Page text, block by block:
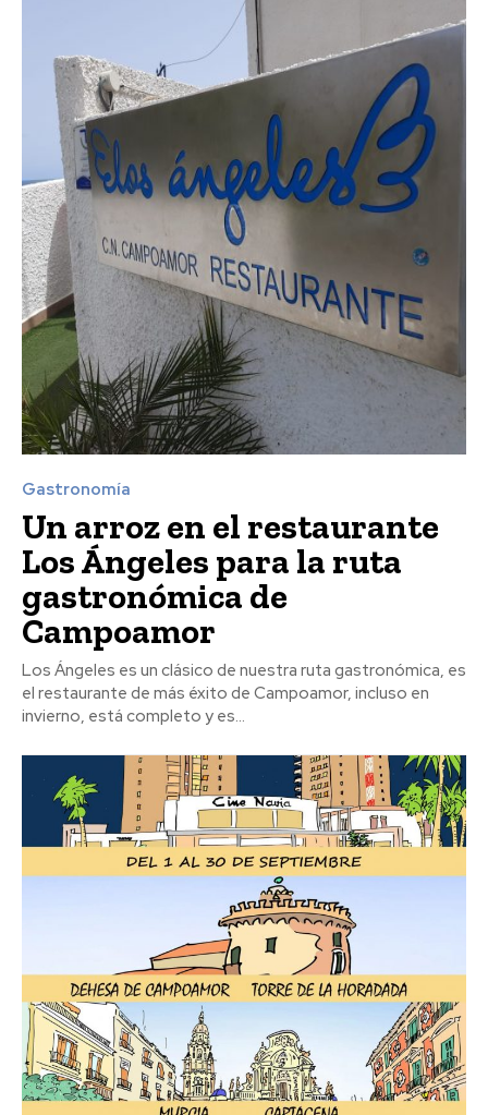
Gastronomía
Un arroz en el restaurante
Los Ángeles para la ruta
gastronómica de
Campoamor
Los Ángeles es un clásico de nuestra ruta gastronómica, es
el restaurante de más éxito de Campoamor, incluso en
invierno, está completo y es...